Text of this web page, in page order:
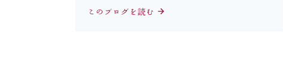
このブログを読む